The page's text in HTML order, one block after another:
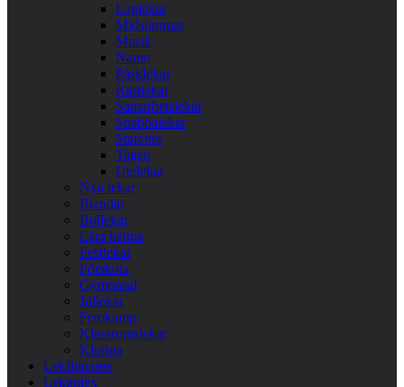
Laglekar
Midsommar
Musik
Namn
Påsklekar
Rastlekar
Samarbetslekar
Snabbalekar
Stafetter
Tagen
Utelekar
Nya lekar
Blandat
Bollekar
Lära känna
Festlekar
Förskola
Gympasal
Jullekar
Femkamp
Klassrumslekar
Kluriga
Lekfinnaren
Lekindex